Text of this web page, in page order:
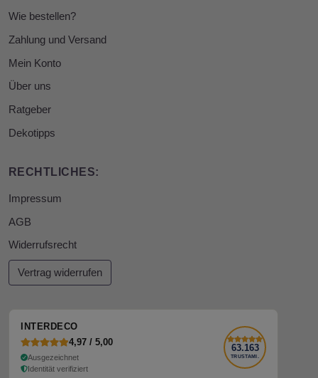
Wie bestellen?
Zahlung und Versand
Mein Konto
Über uns
Ratgeber
Dekotipps
RECHTLICHES:
Impressum
AGB
Widerrufsrecht
Vertrag widerrufen
INTERDECO
4,97 / 5,00
Ausgezeichnet
Identität verifiziert
63.163
TRUSTAMI.